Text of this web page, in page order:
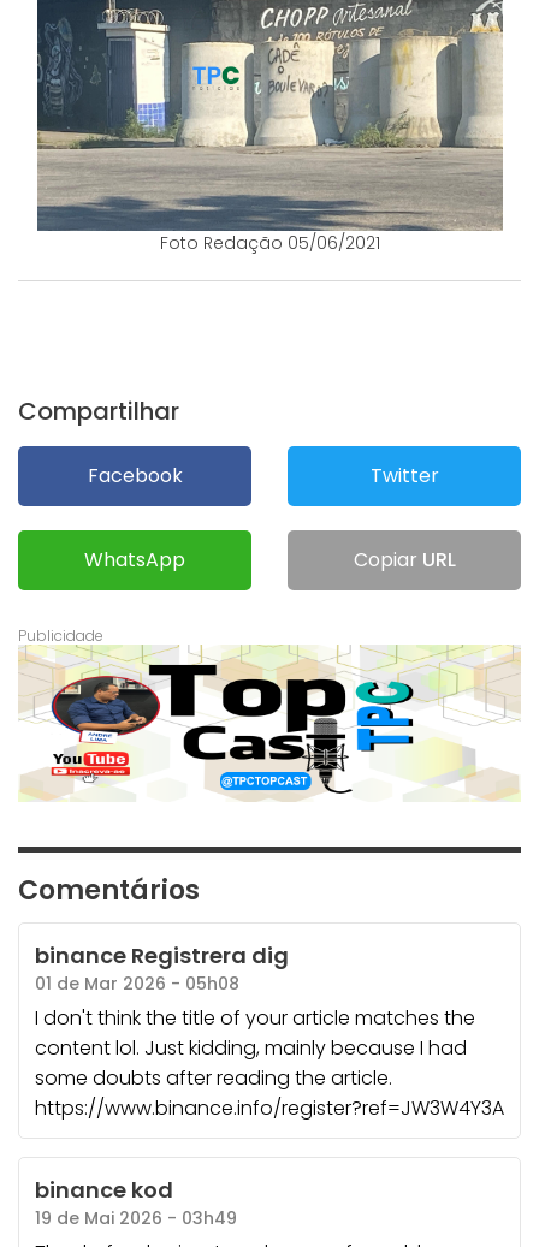
Foto Redação 05/06/2021
Compartilhar
Facebook Twitter
WhatsApp Copiar URL
Comentários
binance Registrera dig
01 de Mar 2026 - 05h08
I don't think the title of your article matches the
content lol. Just kidding, mainly because I had
some doubts after reading the article.
https://www.binance.info/register?ref=JW3W4Y3A
binance kod
19 de Mai 2026 - 03h49